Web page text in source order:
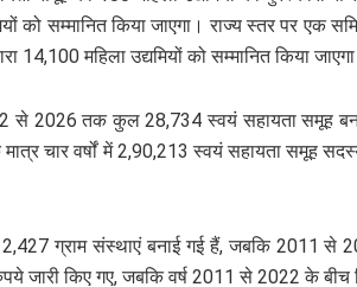
किया जाएगा। राज्य स्तर पर एक
महिला उद्यमियों को सम्मानित किया
से 2026 तक कुल 28,734 स्वयं सहायता समूह
चार वर्षों में 2,90,213 स्वयं सहायता समूह
ग्राम संस्थाएं बनाई गई हैं, जबकि 2011 से
किए गए, जबकि वर्ष 2011 से 2022 के